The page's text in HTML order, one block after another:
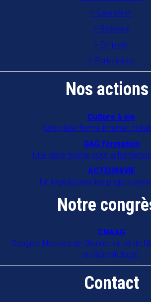
établissements gériatriques
Association familles rurales
BAIE MAHAULT
SAINT MICHEL
CAP ANIM 22
MONTPELLIER
COORDIN'ÂGE 39
39500 TAVAUX
Calendrier
Réseaux
Emplois
Partenaires
Nos
Culture à vie
Une plate-forme Internet
GAG formation
Une plate-forme pour la
ACTEURàVIE
Un logiciel pour les projets
Notre
CNAAG
Congrès National de l'Animation et de
en Gérontologie.
Contact